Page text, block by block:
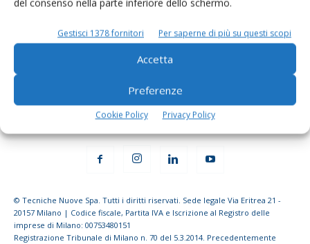
del consenso nella parte inferiore dello schermo.
Gestisci 1378 fornitori Per saperne di più su questi scopi
Accetta
Preferenze
Cookie Policy Privacy Policy
© Tecniche Nuove Spa. Tutti i diritti riservati. Sede legale Via Eritrea 21 -
20157 Milano | Codice fiscale, Partita IVA e Iscrizione al Registro delle
imprese di Milano: 00753480151
Registrazione Tribunale di Milano n. 70 del 5.3.2014. Precedentemente